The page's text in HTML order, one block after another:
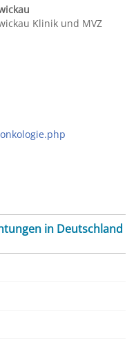
Klinik und MVZ
in Deutschland